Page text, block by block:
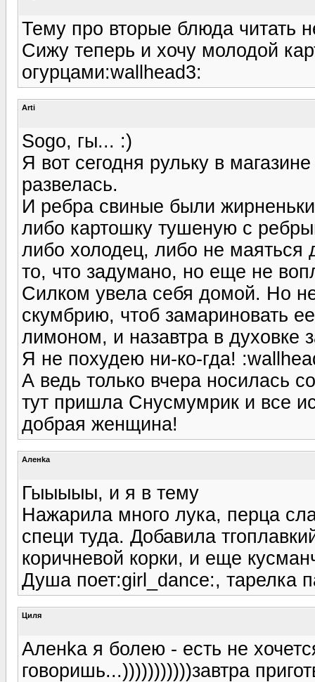
Тему про вторые блюда читать
Сижу теперь и хочу молодой
огурцами:wallhead3:
Arti
Sogo, гы... :)
Я вот сегодня рульку в
развелась.
И ребра свиные были
либо картошку тушеную с
либо холодец, либо не маяться
то, что задумано, но еще не
Силком увела себя домой. Но
скумбрию, чтоб замариновать
лимоном, и назавтра в духовке
Я не похудею ни-ко-гда!
А ведь только вчера носилась
тут пришла Снусмумрик и все
добрая женщина!
Аленka
Гыыыыы, и я в тему
Нажарила много лука, перца
специ туда. Добавила
коричневой корки, и еще
Душа поет:girl_dance:, тарелка
Циля
Аленka я болею - есть не
говоришь...)))))))))))завтра